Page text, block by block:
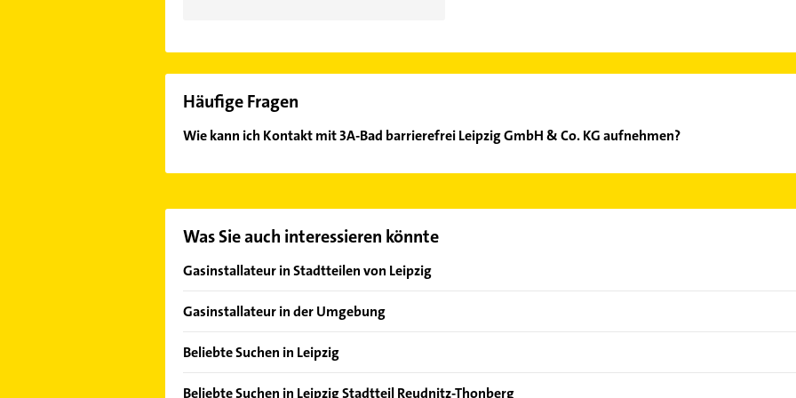
Häufige Fragen
Wie kann ich Kontakt mit 3A-Bad barrierefrei Leipzig GmbH & Co. KG aufnehmen?
Was Sie auch interessieren könnte
Gasinstallateur in Stadtteilen von Leipzig
Althen-Kleinpösna
Baalsdorf
Gasinstallateur in der Umgebung
Markkleeberg
Borsdorf
Beliebte Suchen in Leipzig
Elektroinstallation
Beliebte Suchen in Leipzig Stadtteil Reudnitz-Thonberg